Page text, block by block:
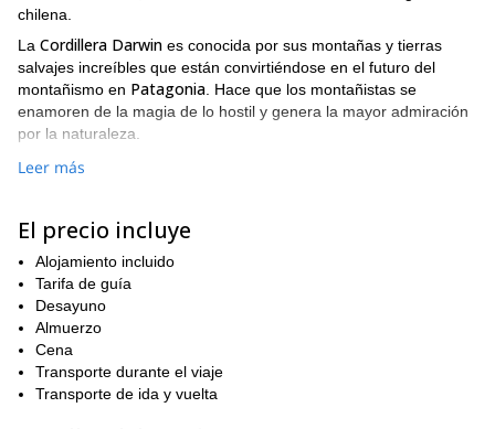
chilena.
La Cordillera Darwin es conocida por sus montañas y tierras
salvajes increíbles que están convirtiéndose en el futuro del
montañismo en Patagonia . Hace que los montañistas se
enamoren de la magia de lo hostil y genera la mayor admiración
por la naturaleza.
El último extremo de la cordillera de los Andes, la cordillera
menudo enormes trozos de hielo se desploman en el mar.
Leones marinos, pingüinos y focas leopardo
asomando sus cabezas entre los trozos de hielo flotantes. Y a
menudo también
laderas cercanas.
Esta expedición única en un velero es única en el sur de la
Patagonia.Usamos el barco como campo base
una vez alcanzada la cumbre o lo que el grupo tenga previsto
Leer más
El precio incluye
Alojamiento incluido
Tarifa de guía
Desayuno
Almuerzo
Cena
Transporte durante el viaje
Transporte de ida y vuelta